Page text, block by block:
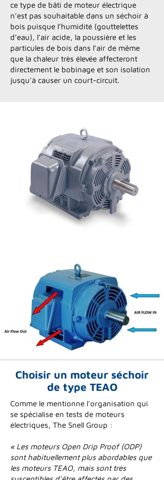
ce type de bâti de moteur électrique
n’est pas souhaitable dans un séchoir à
bois puisque l’humidité (gouttelettes
d’eau), l’air acide, la poussière et les
particules de bois dans l’air de même
que la chaleur très élevée affecteront
directement le bobinage et son isolation
jusqu'à causer un court-circuit.
Choisir un moteur séchoir
de type TEAO
Comme le mentionne l'organisation qui
se spécialise en tests de moteurs
électriques, The Snell Group :
« Les moteurs Open Drip Proof (ODP)
sont habituellement plus abordables que
les moteurs TEAO, mais sont très